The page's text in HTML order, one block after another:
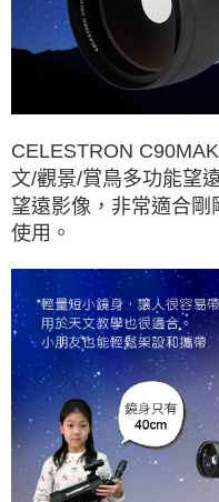
CELESTRON
文/觀景/賞鳥多功能望
望遠影像，非常適合
使用。